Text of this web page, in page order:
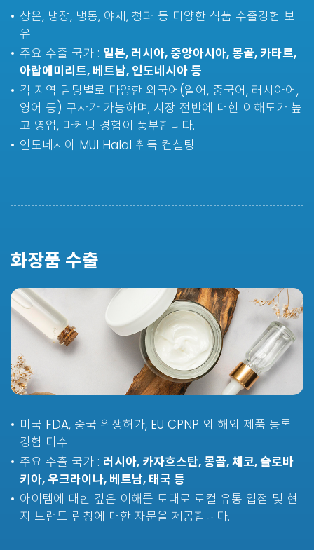
상온, 냉장, 냉동, 야채, 청과 등 다양한 식품 수출경험 보
유
주요 수출 국가 : 일본, 러시아, 중앙아시아, 몽골, 카타르,
아랍에미리트, 베트남, 인도네시아 등
각 지역 담당별로 다양한 외국어(일어, 중국어, 러시아어,
영어 등) 구사가 가능하며, 시장 전반에 대한 이해도가 높
고 영업, 마케팅 경험이 풍부합니다.
인도네시아 MUI Halal 취득 컨설팅
화장품 수출
미국 FDA, 중국 위생허가, EU CPNP 외 해외 제품 등록
경험 다수
주요 수출 국가 : 러시아, 카자흐스탄, 몽골, 체코, 슬로바
키아, 우크라이나, 베트남, 태국 등
아이템에 대한 깊은 이해를 토대로 로컬 유통 입점 및 현
지 브랜드 런칭에 대한 자문을 제공합니다.